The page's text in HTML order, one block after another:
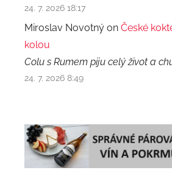
24. 7. 2026 18:17
Miroslav Novotný on České
kolou
Colu s Rumem piju celý život a
24. 7. 2026 8:49